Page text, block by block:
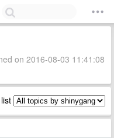
on 2016-08-03 11:41:08